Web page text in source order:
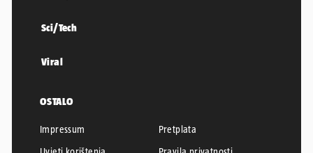
Sci/Tech
Viral
OSTALO
Impressum
Pretplata